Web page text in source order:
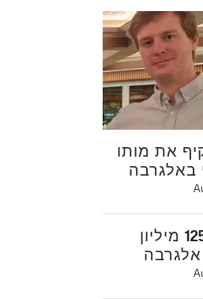
את מותו
באלגרבה
השקעה של 125 מיליון
אלגרבה